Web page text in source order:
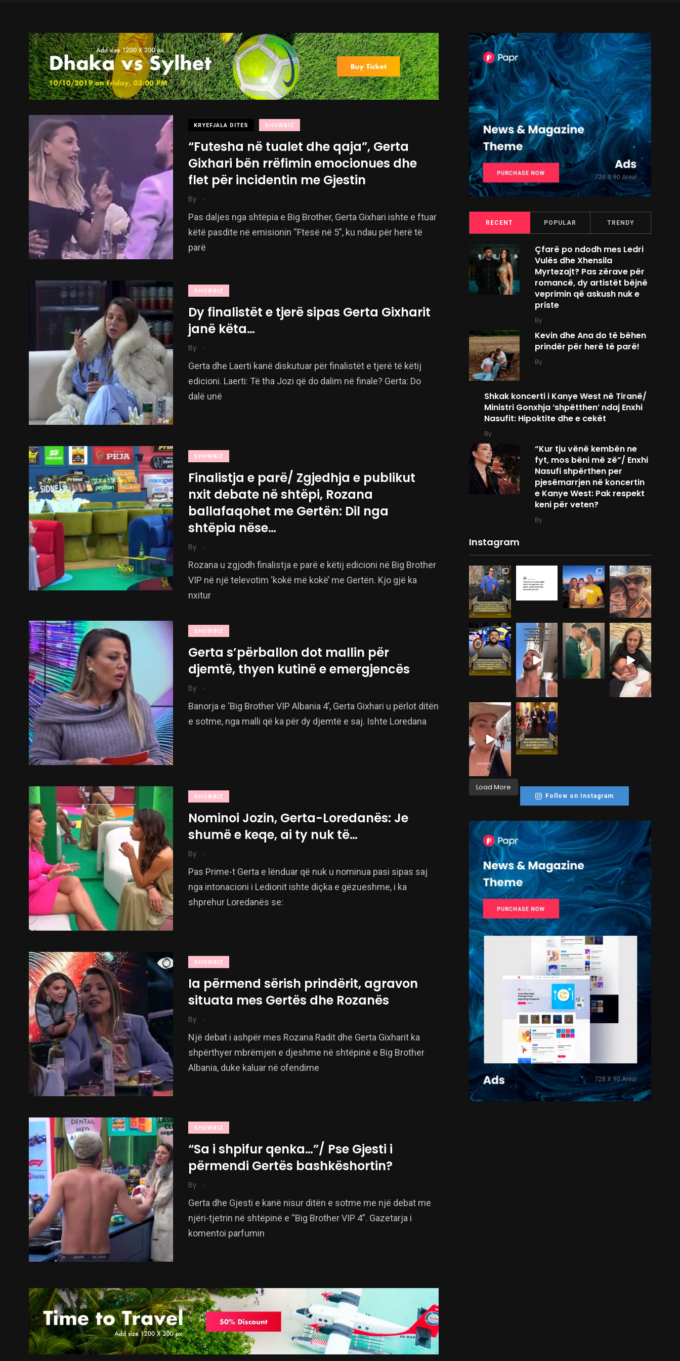
KRYEFJALA DITES SHOWBIZ
“Futesha në tualet dhe qaja”, Gerta
Gixhari bën rrëfimin emocionues dhe
flet për incidentin me Gjestin
By .
Pas daljes nga shtëpia e Big Brother, Gerta Gixhari ishte e ftuar
këtë pasdite në emisionin “Ftesë në 5”, ku ndau për herë të
parë
SHOWBIZ
Dy finalistët e tjerë sipas Gerta Gixharit
janë këta…
By .
Gerta dhe Laerti kanë diskutuar për finalistët e tjerë të këtij
edicioni. Laerti: Të tha Jozi që do dalim në finale? Gerta: Do
dalë unë
SHOWBIZ
Finalistja e parë/ Zgjedhja e publikut
nxit debate në shtëpi, Rozana
ballafaqohet me Gertën: Dil nga
shtëpia nëse…
By .
Rozana u zgjodh finalistja e parë e këtij edicioni në Big Brother
VIP në një televotim ‘kokë më kokë’ me Gertën. Kjo gjë ka
nxitur
SHOWBIZ
Gerta s’përballon dot mallin për
djemtë, thyen kutinë e emergjencës
By .
Banorja e ‘Big Brother VIP Albania 4’, Gerta Gixhari u përlot ditën
e sotme, nga malli që ka për dy djemtë e saj. Ishte Loredana
SHOWBIZ
Nominoi Jozin, Gerta-Loredanës: Je
shumë e keqe, ai ty nuk të…
By .
Pas Prime-t Gerta e lënduar që nuk u nominua pasi sipas saj
nga intonacioni i Ledionit ishte diçka e gëzueshme, i ka
shprehur Loredanës se:
SHOWBIZ
Ia përmend sërish prindërit, agravon
situata mes Gertës dhe Rozanës
By .
Një debat i ashpër mes Rozana Radit dhe Gerta Gixharit ka
shpërthyer mbrëmjen e djeshme në shtëpinë e Big Brother
Albania, duke kaluar në ofendime
SHOWBIZ
“Sa i shpifur qenka…”/ Pse Gjesti i
përmendi Gertës bashkëshortin?
By .
Gerta dhe Gjesti e kanë nisur ditën e sotme me një debat me
njëri-tjetrin në shtëpinë e “Big Brother VIP 4”. Gazetarja i
komentoi parfumin
RECENT POPULAR TRENDY
Çfarë po ndodh mes Ledri
Vulës dhe Xhensila
Myrtezajt? Pas zërave për
romancë, dy artistët bëjnë
veprimin që askush nuk e
priste
By
Kevin dhe Ana do të bëhen
prindër për herë të parë!
By
Shkak koncerti i Kanye West në Tiranë/
Ministri Gonxhja ‘shpëtthen’ ndaj Enxhi
Nasufit: Hipoktite dhe e cekët
By
“Kur tju vënë kembën ne
fyt, mos bëni më zë”/ Enxhi
Nasufi shpërthen per
pjesëmarrjen në koncertin
e Kanye West: Pak respekt
keni për veten?
By
Instagram
Load More
Follow on Instagram